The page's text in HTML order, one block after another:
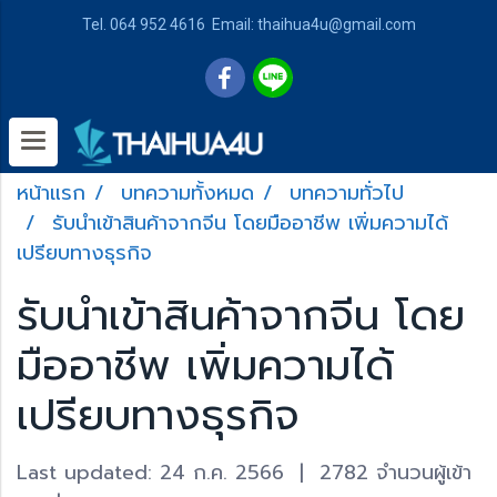
Tel. 064 952 4616 Email: thaihua4u@gmail.com
หน้าแรก บทความทั้งหมด
บทความทั่วไป
รับนำเข้าสินค้าจากจีน โดยมืออาชีพ เพิ่มความได้
เปรียบทางธุรกิจ
รับนำเข้าสินค้าจากจีน โดย
มืออาชีพ เพิ่มความได้
เปรียบทางธุรกิจ
Last updated: 24 ก.ค. 2566 | 2782 จำนวนผู้เข้า